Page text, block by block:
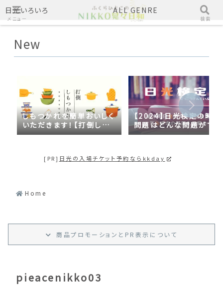
日光いろいろ ALL GENRE
New
しもつかれを簡単おいしく
いただきます！【打倒しも
つかれｓｅａｓｏｎ２】
【2024】日光検定の時事
問題はどんな問題がでる
の？2023年の時事問題
[PR] 日光の入場チケット予約ならkkday
Home
商品プロモーション と PR 表示 について
pieacenikko03
メニュー 検索